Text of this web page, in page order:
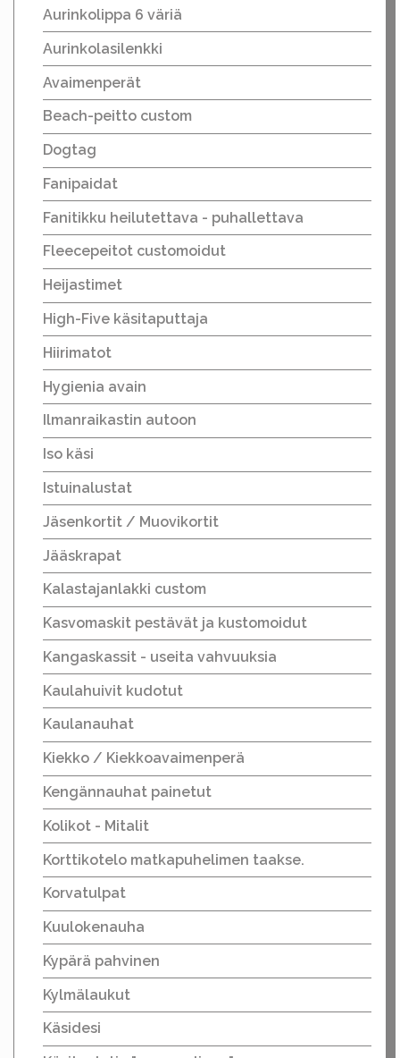
Aurinkolippa 6 väriä
Aurinkolasilenkki
Avaimenperät
Beach-peitto custom
Dogtag
Fanipaidat
Fanitikku heilutettava - puhallettava
Fleecepeitot customoidut
Heijastimet
High-Five käsitaputtaja
Hiirimatot
Hygienia avain
Ilmanraikastin autoon
Iso käsi
Istuinalustat
Jäsenkortit / Muovikortit
Jääskrapat
Kalastajanlakki custom
Kasvomaskit pestävät ja kustomoidut
Kangaskassit - useita vahvuuksia
Kaulahuivit kudotut
Kaulanauhat
Kiekko / Kiekkoavaimenperä
Kengännauhat painetut
Kolikot - Mitalit
Korttikotelo matkapuhelimen taakse.
Korvatulpat
Kuulokenauha
Kypärä pahvinen
Kylmälaukut
Käsidesi